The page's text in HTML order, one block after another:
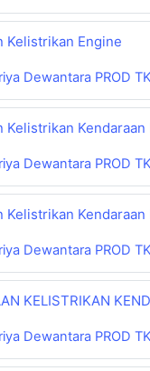
Kelistrikan Engine
Dewantara PROD
Kelistrikan Kendaraan
Dewantara PROD
Kelistrikan Kendaraan
Dewantara PROD
KELISTRIKAN
Dewantara PROD